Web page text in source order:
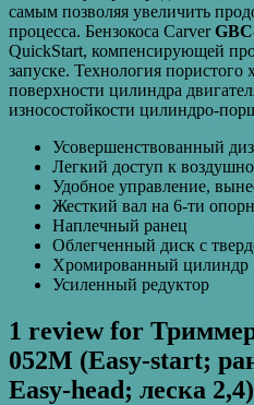
самым позволяя увеличить
процесса. Бензокоса Carver
QuickStart, компенсирующей
запуске. Технология
поверхности цилиндра
износостойкости цилиндро-
Усовершенствованный
Легкий доступ к
Удобное управление,
Жесткий вал на 6-ти
Наплечный ранец
Облегченный диск с
Хромированный цилиндр
Усиленный редуктор
1 review for
052M (Easy-start;
Easy-head; леска 2,4)